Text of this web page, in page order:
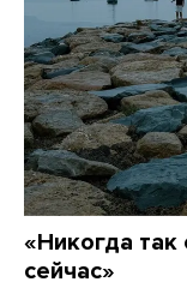
«Никогда
сейчас»